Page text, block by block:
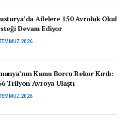
Ailelere 150 Avroluk Okul
Devam Ediyor
2026
Kamu Borcu Rekor Kırdı:
Trilyon Avroya Ulaştı
2026